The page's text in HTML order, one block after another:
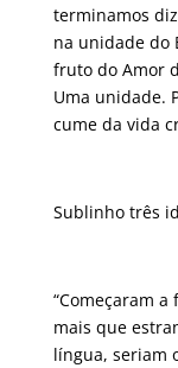
terminamos
na unidade do
fruto do Amor
Uma unidade.
cume da vida
Sublinho três
“Começaram
mais que
língua, seriam